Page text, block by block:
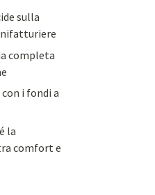
sulla
completa
i fondi a
la
comfort e